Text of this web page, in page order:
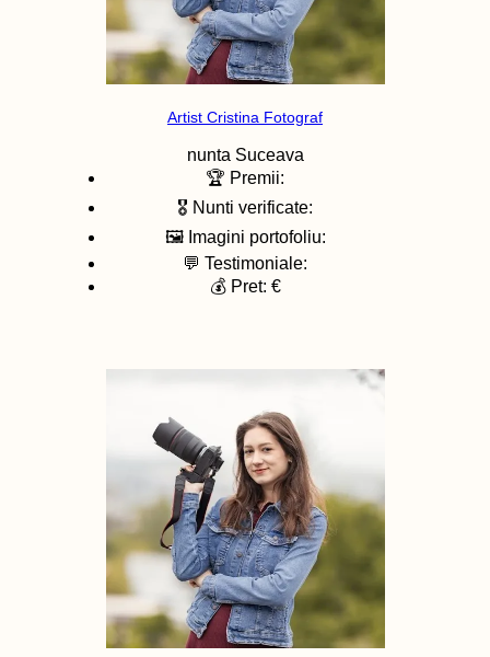
Artist Cristina Fotograf
nunta Suceava
🏆 Premii:
🎖️ Nunti verificate:
🖼️ Imagini portofoliu:
💬 Testimoniale:
💰 Pret: €